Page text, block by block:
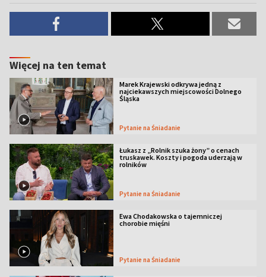
Więcej na ten temat
Marek Krajewski odkrywa jedną z
najciekawszych miejscowości Dolnego
Śląska
Pytanie na Śniadanie
Łukasz z „Rolnik szuka żony” o cenach
truskawek. Koszty i pogoda uderzają w
rolników
Pytanie na Śniadanie
Ewa Chodakowska o tajemniczej
chorobie mięśni
Pytanie na Śniadanie